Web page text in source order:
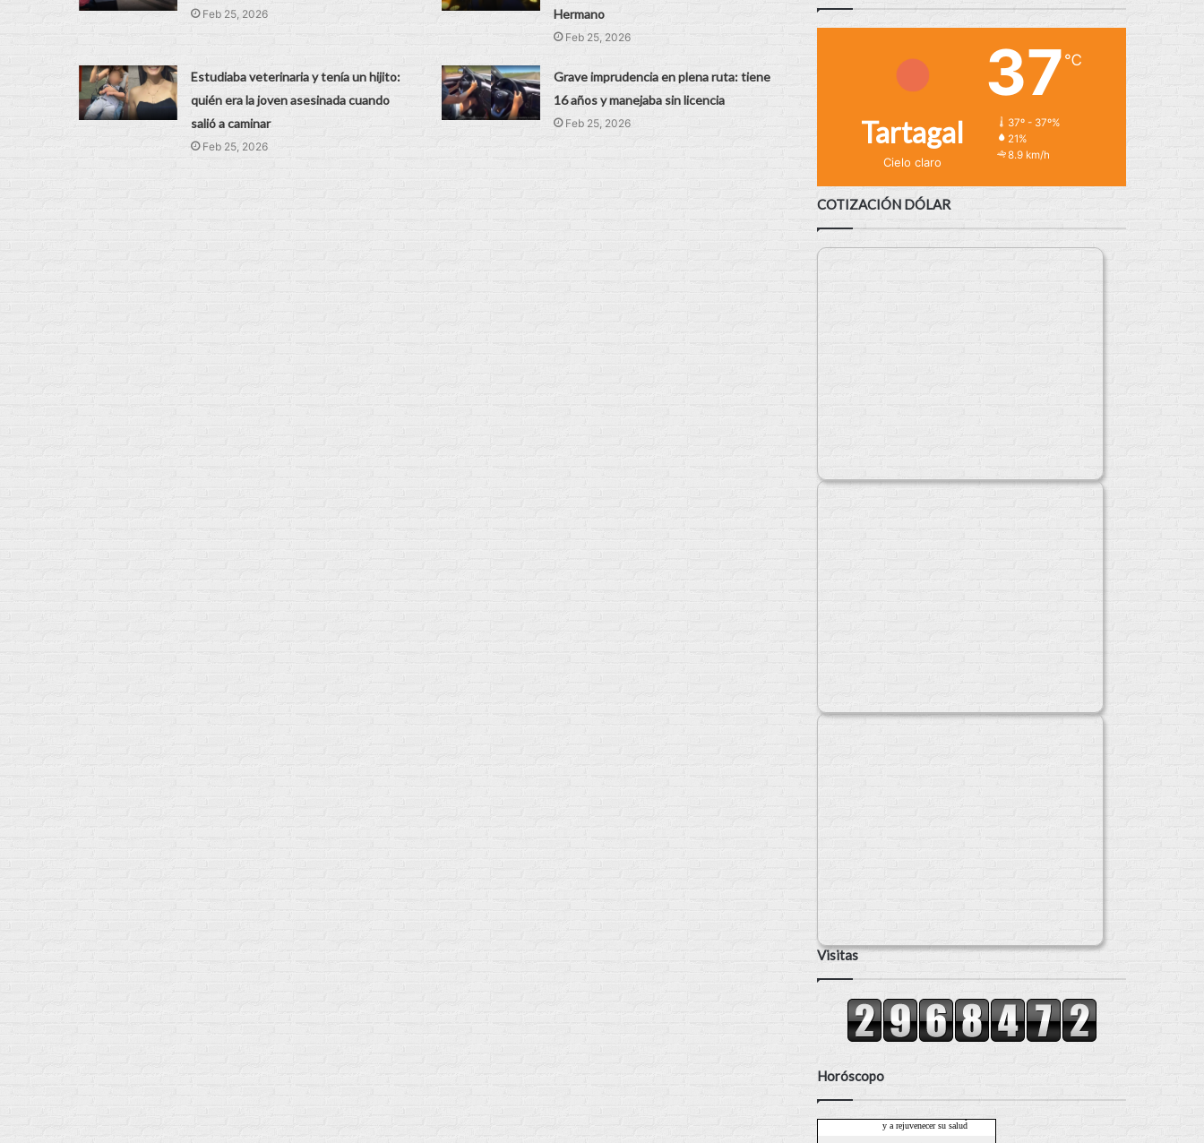
Feb 25, 2026
Hermano
Feb 25, 2026
Estudiaba veterinaria y tenía un hijito:
quién era la joven asesinada cuando
salió a caminar
Feb 25, 2026
Grave imprudencia en plena ruta: tiene
16 años y manejaba sin licencia
Feb 25, 2026 Tartagal
Cielo claro
37 ℃
37º - 37º%
21%
8.9 km/h
COTIZACIÓN DÓLAR
Visitas
Horóscopo